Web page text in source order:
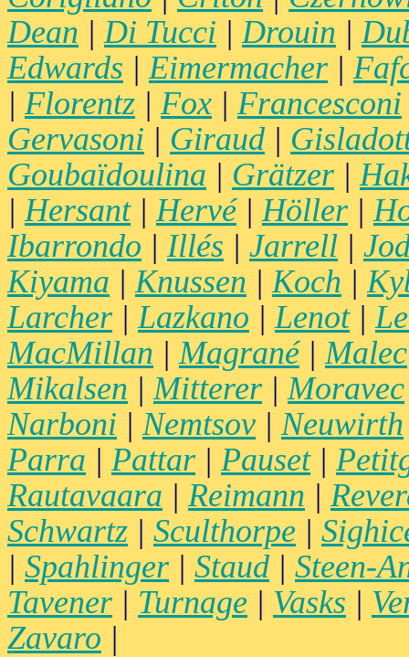
Dean | Di Tucci | Drouin |
Edwards | Eimermacher |
| Florentz | Fox | Francesconi
Gervasoni | Giraud |
Goubaïdoulina | Grätzer |
| Hersant| Hervé| Höller |
Ibarrondo | Illés | Jarrell |
Kiyama | Knussen | Koch |
Larcher | Lazkano | Lenot|
MacMillan | Magrané| Malec
Mikalsen | Mitterer | Moravec
Narboni | Nemtsov | Neuwirth
Parra | Pattar | Pauset|
Rautavaara | Reimann |
Schwartz | Sculthorpe |
| Spahlinger | Staud | Steen-
Tavener | Turnage | Vasks |
Zavaro |